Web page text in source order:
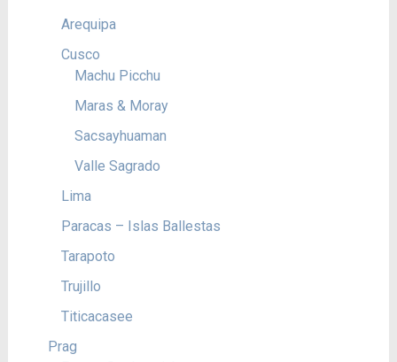
Arequipa
Cusco
Machu Picchu
Maras & Moray
Sacsayhuaman
Valle Sagrado
Lima
Paracas – Islas Ballestas
Tarapoto
Trujillo
Titicacasee
Prag